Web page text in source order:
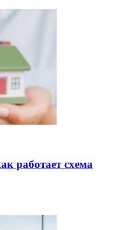
работает схема